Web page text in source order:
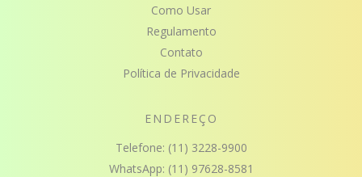
Como Usar
Regulamento
Contato
Política de Privacidade
ENDEREÇO
Telefone: (11) 3228-9900
WhatsApp: (11) 97628-8581